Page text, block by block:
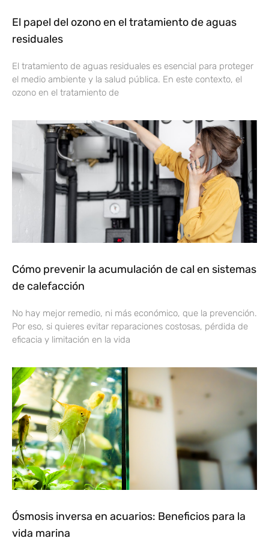
El papel del ozono en el tratamiento de aguas
residuales
El tratamiento de aguas residuales es esencial para proteger
el medio ambiente y la salud pública. En este contexto, el
ozono en el tratamiento de
Cómo prevenir la acumulación de cal en sistemas
de calefacción
No hay mejor remedio, ni más económico, que la prevención.
Por eso, si quieres evitar reparaciones costosas, pérdida de
eficacia y limitación en la vida
Ósmosis inversa en acuarios: Beneficios para la
vida marina